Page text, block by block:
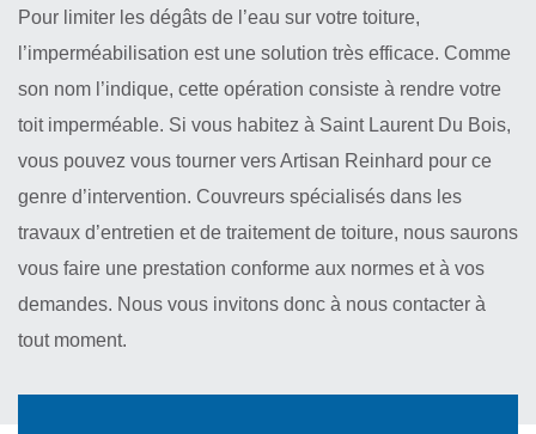
Pour limiter les dégâts de l’eau sur votre toiture,
l’imperméabilisation est une solution très efficace. Comme
son nom l’indique, cette opération consiste à rendre votre
toit imperméable. Si vous habitez à Saint Laurent Du Bois,
vous pouvez vous tourner vers Artisan Reinhard pour ce
genre d’intervention. Couvreurs spécialisés dans les
travaux d’entretien et de traitement de toiture, nous saurons
vous faire une prestation conforme aux normes et à vos
demandes. Nous vous invitons donc à nous contacter à
tout moment.